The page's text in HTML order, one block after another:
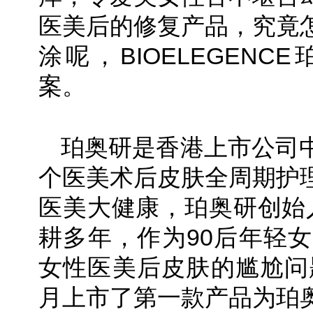
医美后的修复产品，究竟
涂呢，
案。
珀奥研是香港上市公司
个医美术后皮肤全周期护
医美大健康，珀奥研创
耕多年，作为90后年轻
女性医美后皮肤的尴尬
月上市了第一款产品为珀